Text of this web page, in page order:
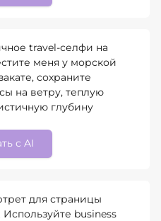
travel-селфи на
меня у морской
сохраните
на ветру, теплую
глубину
с AI
для страницы
business